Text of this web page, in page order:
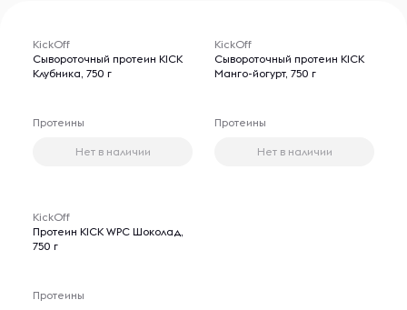
KickOff
Сывороточный протеин KICK
Клубника, 750 г
Протеины
Нет в наличии
KickOff
Сывороточный протеин KICK
Манго-йогурт, 750 г
Протеины
Нет в наличии
KickOff
Протеин KICK WPC Шоколад,
750 г
Протеины